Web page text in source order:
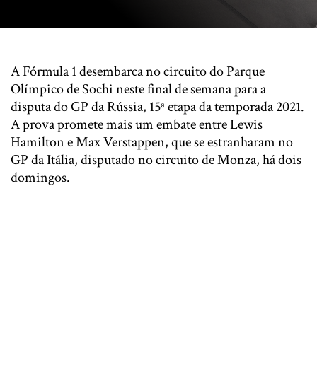
A Fórmula 1 desembarca no circuito do Parque
Olímpico de Sochi neste final de semana para a
disputa do GP da Rússia, 15ª etapa da temporada 2021.
A prova promete mais um embate entre Lewis
Hamilton e Max Verstappen, que se estranharam no
GP da Itália, disputado no circuito de Monza, há dois
domingos.